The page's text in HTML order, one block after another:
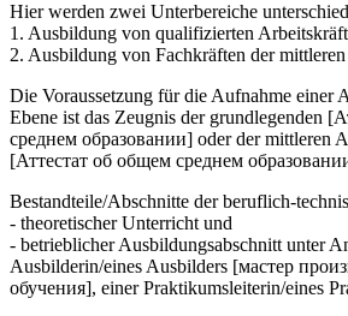
Hier werden zwei Unterbereiche
1. Ausbildung von qualifizierten
2. Ausbildung von Fachkräften der mittleren
Die Voraussetzung für die Aufnahme einer
Ebene ist das Zeugnis der grundlegenden
среднем образовании] oder der mittleren
[Аттестат об общем среднем
Bestandteile/Abschnitte der beruflich-
- theoretischer Unterricht und
- betrieblicher Ausbildungsabschnitt unter
Ausbilderin/eines Ausbilders [мастер
обучения], einer Praktikumsleiterin/eines